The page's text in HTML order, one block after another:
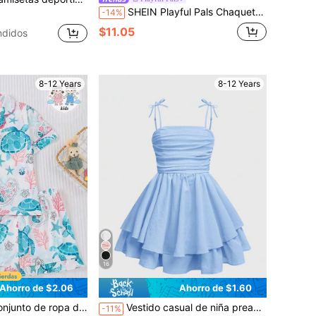
-14% SHEIN Playful Pals Chaqueta y vestido camiseta de niña con estampado de tartán para Navidad
$11.05
8-12 Years
de $2.06
de manga corta con tortuga marina azul océano, ropa unisex de uso diario, conjunto de pijama casual para fiesta, ropa de casa para niña preadolescente, regalo
en Vacaciones Pijamas para niñas preadolescentes
(100+)
8-12 Years
16
Ahorro de $1.60
-11% Vestido casual de niña preadolescente de gasa de unicolor con pliegues abombados de doble capa, correas y estilo de hada francés, para vacaciones